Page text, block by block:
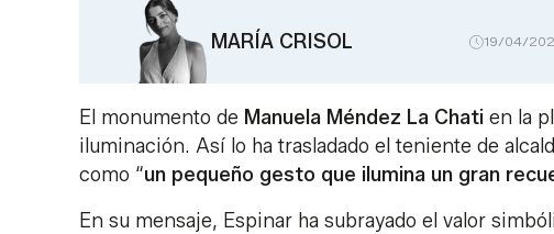
MARÍA CRISOL 19/04/
El monumento de Manuela Méndez La Chati en la
iluminación. Así lo ha trasladado el teniente de
como “un pequeño gesto que ilumina un gran
En su mensaje, Espinar ha subrayado el valor